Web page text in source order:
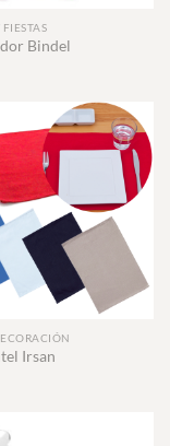
Bindel
Irsan